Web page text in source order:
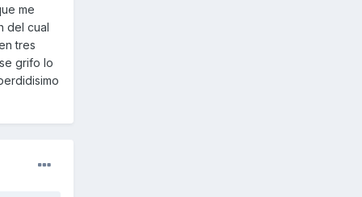
me
del cual
tres
grifo lo